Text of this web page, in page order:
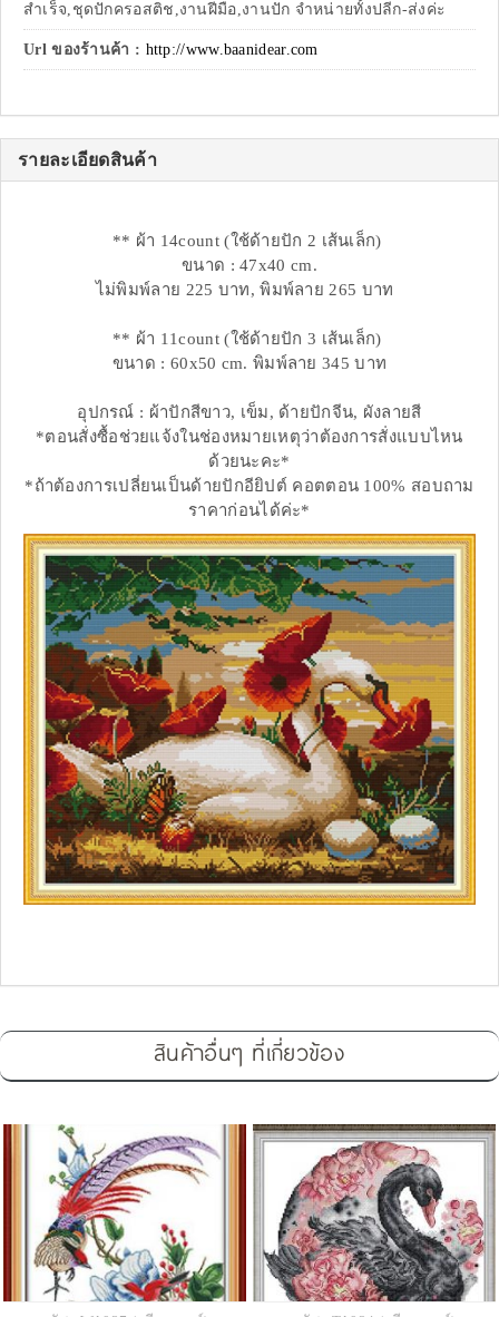
สำเร็จ,ชุดปักครอสติช,งานฝีมือ,งานปัก จำหน่ายทั้งปลีก-ส่งค่ะ
Url ของร้านค้า : http://www.baanidear.com
รายละเอียดสินค้า
** ผ้า 14count (ใช้ด้ายปัก 2 เส้นเล็ก)
ขนาด : 47x40 cm.
ไม่พิมพ์ลาย 225 บาท, พิมพ์ลาย 265 บาท
** ผ้า 11count (ใช้ด้ายปัก 3 เส้นเล็ก)
ขนาด : 60x50 cm. พิมพ์ลาย 345 บาท
อุปกรณ์ : ผ้าปักสีขาว, เข็ม, ด้ายปักจีน, ผังลายสี
*ตอนสั่งซื้อช่วยแจ้งในช่องหมายเหตุว่าต้องการสั่งแบบไหน
ด้วยนะคะ*
*ถ้าต้องการเปลี่ยนเป็นด้ายปักอียิปต์ คอตตอน 100% สอบถาม
ราคาก่อนได้ค่ะ*
สินค้าอื่นๆ ที่เกี่ยวข้อง